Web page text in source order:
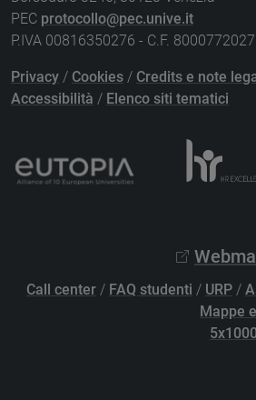
PEC protocollo@pec.unive.it
P.IVA 00816350276 - C.F.
Privacy / Cookies / Credits e note
Accessibilità / Elenco siti tematici
Call center / FAQ studenti / URP /
Mappe